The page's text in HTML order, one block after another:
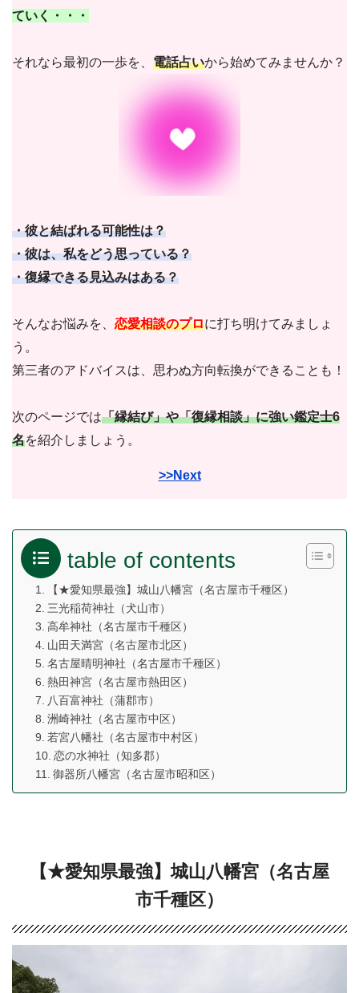
ていく・・・
それなら最初の一歩を、 電話占いから始めてみませんか？
・彼と結ばれる可能性は？
・彼は、私をどう思っている？
・復縁できる見込みはある？
そんなお悩みを、 恋愛相談のプロに打ち明けてみましょ
う。
第三者のアドバイスは、思わぬ方向転換ができることも！
次のページでは「縁結び」や「復縁相談」に強い鑑定士6
名を紹介しましょう。
>>Next
table of contents
【★愛知県最強】城山八幡宮（名古屋市千種区）
三光稲荷神社（犬山市）
高牟神社（名古屋市千種区）
山田天満宮（名古屋市北区）
名古屋晴明神社（名古屋市千種区）
熱田神宮（名古屋市熱田区）
八百富神社（蒲郡市）
洲崎神社（名古屋市中区）
若宮八幡社（名古屋市中村区）
恋の水神社（知多郡）
御器所八幡宮（名古屋市昭和区）
【★愛知県最強】城山八幡宮（名古屋
市千種区）